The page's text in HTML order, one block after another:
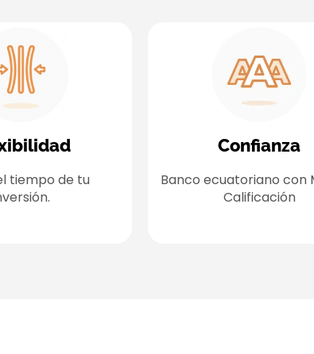
tiempo de tu
Confianza
Banco ecuatoriano con
Calificación